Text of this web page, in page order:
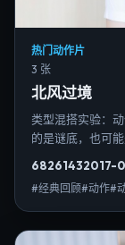
热门动作片
3 张
北风过境
类型混搭实验：
的是谜底，也可能
68261432017-
#经典回顾#动作#